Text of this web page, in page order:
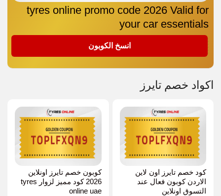
tyres online promo code 2026 Valid for
your car essentials
انسخ الكوبون
اكواد خصم تايرز
كود خصم تايرز اون لاين
الاردن كوبون فعال عند
التسوق اونلاين
كوبون خصم تايرز اونلاين
2026 كود مميز لزوار tyres
online uae